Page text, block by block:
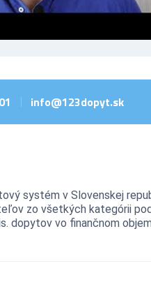
info@123dopyt.sk
systém v Slovenskej
zo všetkých kategórii
dopytov vo finančnom